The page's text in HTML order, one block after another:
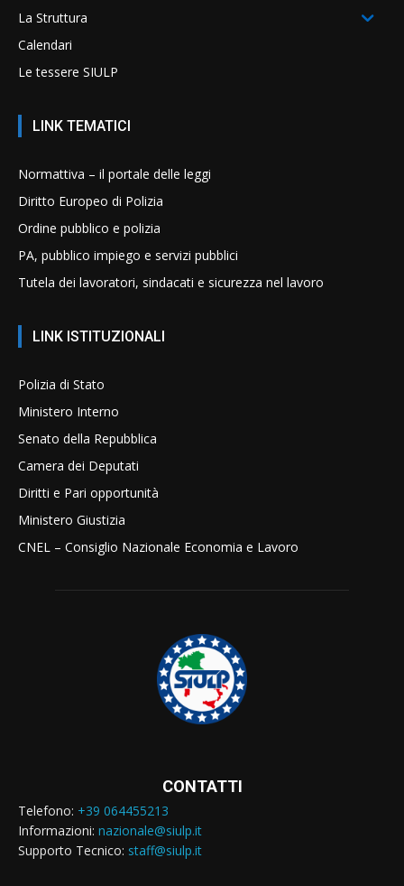
La Struttura
Calendari
Le tessere SIULP
LINK TEMATICI
Normattiva – il portale delle leggi
Diritto Europeo di Polizia
Ordine pubblico e polizia
PA, pubblico impiego e servizi pubblici
Tutela dei lavoratori, sindacati e sicurezza nel lavoro
LINK ISTITUZIONALI
Polizia di Stato
Ministero Interno
Senato della Repubblica
Camera dei Deputati
Diritti e Pari opportunità
Ministero Giustizia
CNEL – Consiglio Nazionale Economia e Lavoro
CONTATTI
Telefono: +39 064455213
Informazioni: nazionale@siulp.it
Supporto Tecnico: staff@siulp.it